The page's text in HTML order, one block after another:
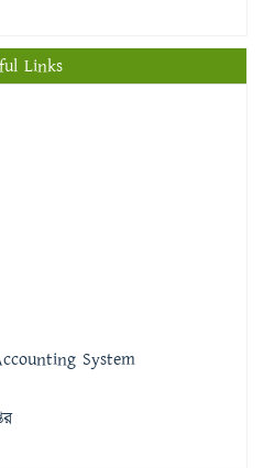
Links
System